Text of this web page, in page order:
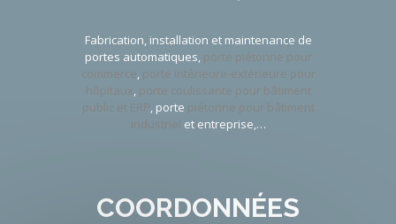
Fabrication, installation et maintenance de
portes automatiques, porte piétonne pour
commerce porte intérieure-extérieure pour
hôpitaux porte coulissante pour bâtiment
public et ERP , porte piétonne pour bâtiment
industriel et entreprise,…
COORDONNÉES